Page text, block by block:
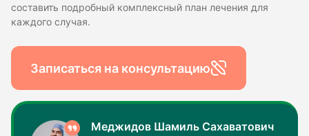
составить подробный комплексный план лечения для
каждого случая.
Записаться на консультацию
Меджидов Шамиль Сахаватович